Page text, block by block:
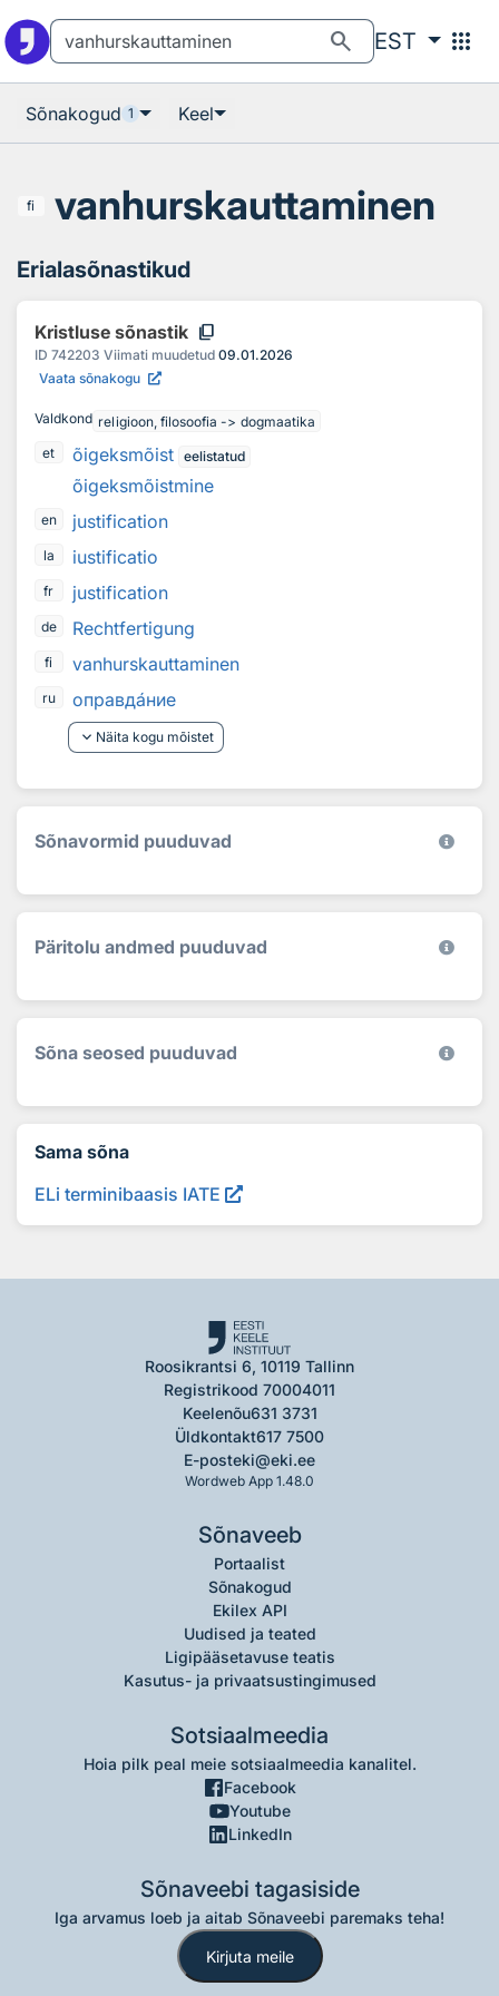
search EST apps
Sõnakogud 1 Keel
fi vanhurskauttaminen
Erialasõnastikud
Kristluse sõnastik content_copy
ID 742203 Viimati muudetud 09.01.2026
Vaata sõnakogu
Valdkond religioon, filosoofia -> dogmaatika
et
õigeksmõist eelistatud
õigeksmõistmine
en justification
la iustificatio
fr justification
de Rechtfertigung
fi vanhurskauttaminen
ru оправдание
keyboard_arrow_down Näita kogu mõistet
Sõnavormid puuduvad
Päritolu andmed puuduvad
Sõna seosed puuduvad
Sama sõna
ELi terminibaasis IATE
Roosikrantsi 6, 10119 Tallinn
Registrikood 70004011
Keelenõu631 3731
Üldkontakt617 7500
E-posteki@eki.ee
Wordweb App 1.48.0
Sõnaveeb
Portaalist
Sõnakogud
Ekilex API
Uudised ja teated
Ligipääsetavuse teatis
Kasutus- ja privaatsustingimused
Sotsiaalmeedia
Hoia pilk peal meie sotsiaalmeedia kanalitel.
Facebook
Youtube
LinkedIn
Sõnaveebi tagasiside
Iga arvamus loeb ja aitab Sõnaveebi paremaks teha!
Kirjuta meile